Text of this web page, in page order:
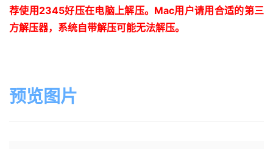
荐使用2345好压在电脑上解压。 Mac用户请用合适的第三
方解压器，系统自带解压可能无法解压。
预览图片